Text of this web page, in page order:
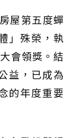
屋第五度蟬
」殊榮，執
會領獎。結
益，已成為
的年度重要